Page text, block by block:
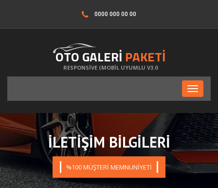
0000 000 00 00
OTO GALERİ PAKETİ
RESPONSİVE (MOBİL UYUMLU V3.0
Toggle
İLETİŞİM BİLGİLERİ
%100 MÜŞTERİ MEMNUNİYETİ